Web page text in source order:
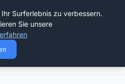
Surferlebnis zu verbessern.
Sie unsere